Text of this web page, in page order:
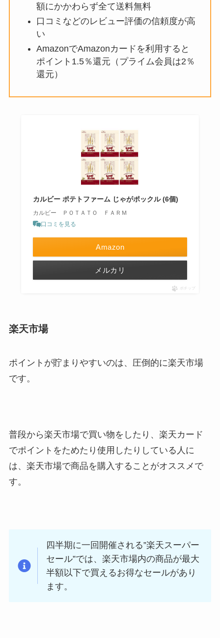
額にかかわらず全て送料無料
口コミなどのレビュー評価の信頼度が高
い
AmazonでAmazonカードを利用すると
ポイント1.5％還元（プライム会員は2％
還元）
カルビー ポテトファーム じゃがポックル (6個)
カルビー ＰＯＴＡＴＯ ＦＡＲＭ
口コミを見る
Amazon
メルカリ
ポチップ
楽天市場
ポイントが貯まりやすいのは、圧倒的に楽天市場
です。
普段から楽天市場で買い物をしたり、楽天カード
でポイントをためたり使用したりしている人に
は、楽天市場で商品を購入することがオススメで
す。
四半期に一回開催される”楽天スーパー
セール”では、楽天市場内の商品が最大
半額以下で買えるお得なセールがあり
ます。